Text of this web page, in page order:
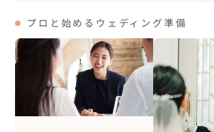
一番重要なリクエスト「国立博物館」。
さぞ感動されるのでは✨️と見守っており
やん😄」とおふたりらしさ際立つサッパ
新郎様の甥っ子さんと姪っ子さんにリン
ていただき、和やかな雰囲気のもとで執
プロと始めるウェディング準備